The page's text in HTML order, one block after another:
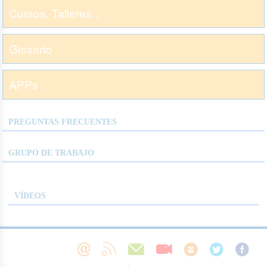
Cursos, Talleres...
Glosario
APPs
PREGUNTAS FRECUENTES
GRUPO DE TRABAJO
VÍDEOS